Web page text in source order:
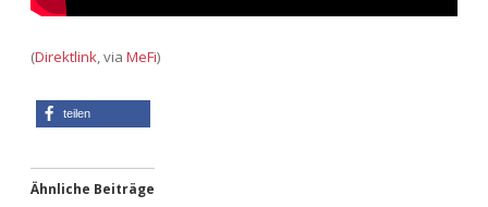
(Direktlink, via MeFi)
teilen
Ähnliche Beiträge